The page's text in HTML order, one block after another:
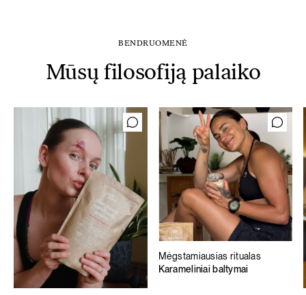
BENDRUOMENĖ
Mūsų filosofiją palaiko
Mėgstamiausias ritualas
Karameliniai baltymai